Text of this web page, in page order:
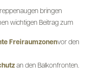
bringen
wichtigen Beitrag zum
Freiraumzonenvor den
an den Balkonfronten.